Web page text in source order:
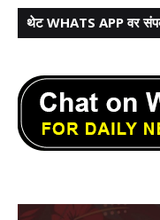
थेट WHATS APP वर